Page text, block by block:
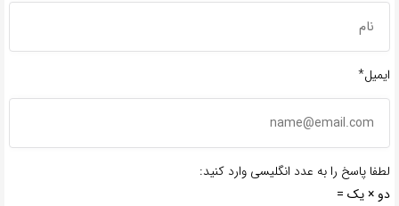
ایمیل*
لطفا پاسخ را به عدد انگلیسی وارد کنید:
دو × یک =